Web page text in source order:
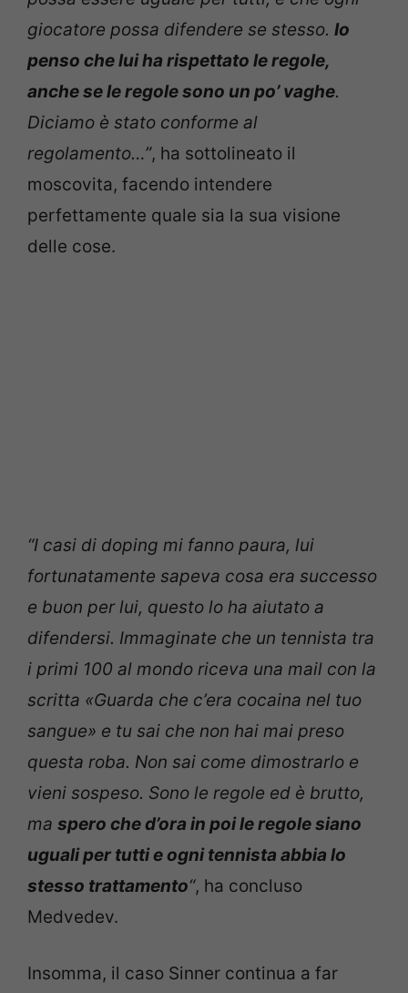
giocatore possa difendere se stesso. Io
penso che lui ha rispettato le regole,
anche se le regole sono un po’ vaghe.
Diciamo è stato conforme al
regolamento…”, ha sottolineato il
moscovita, facendo intendere
perfettamente quale sia la sua visione
delle cose.
“I casi di doping mi fanno paura, lui
fortunatamente sapeva cosa era successo
e buon per lui, questo lo ha aiutato a
difendersi. Immaginate che un tennista tra
i primi 100 al mondo riceva una mail con la
scritta «Guarda che c’era cocaina nel tuo
sangue» e tu sai che non hai mai preso
questa roba. Non sai come dimostrarlo e
vieni sospeso. Sono le regole ed è brutto,
ma spero che d’ora in poi le regole siano
uguali per tutti e ogni tennista abbia lo
stesso trattamento“, ha concluso
Medvedev.
Insomma, il caso Sinner continua a far